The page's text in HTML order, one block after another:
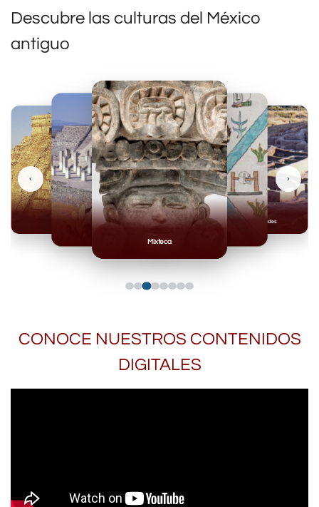
Descubre las culturas del México
antiguo
Mixteca
Casas Grandes
‹ ›
CONOCE NUESTROS CONTENIDOS
DIGITALES